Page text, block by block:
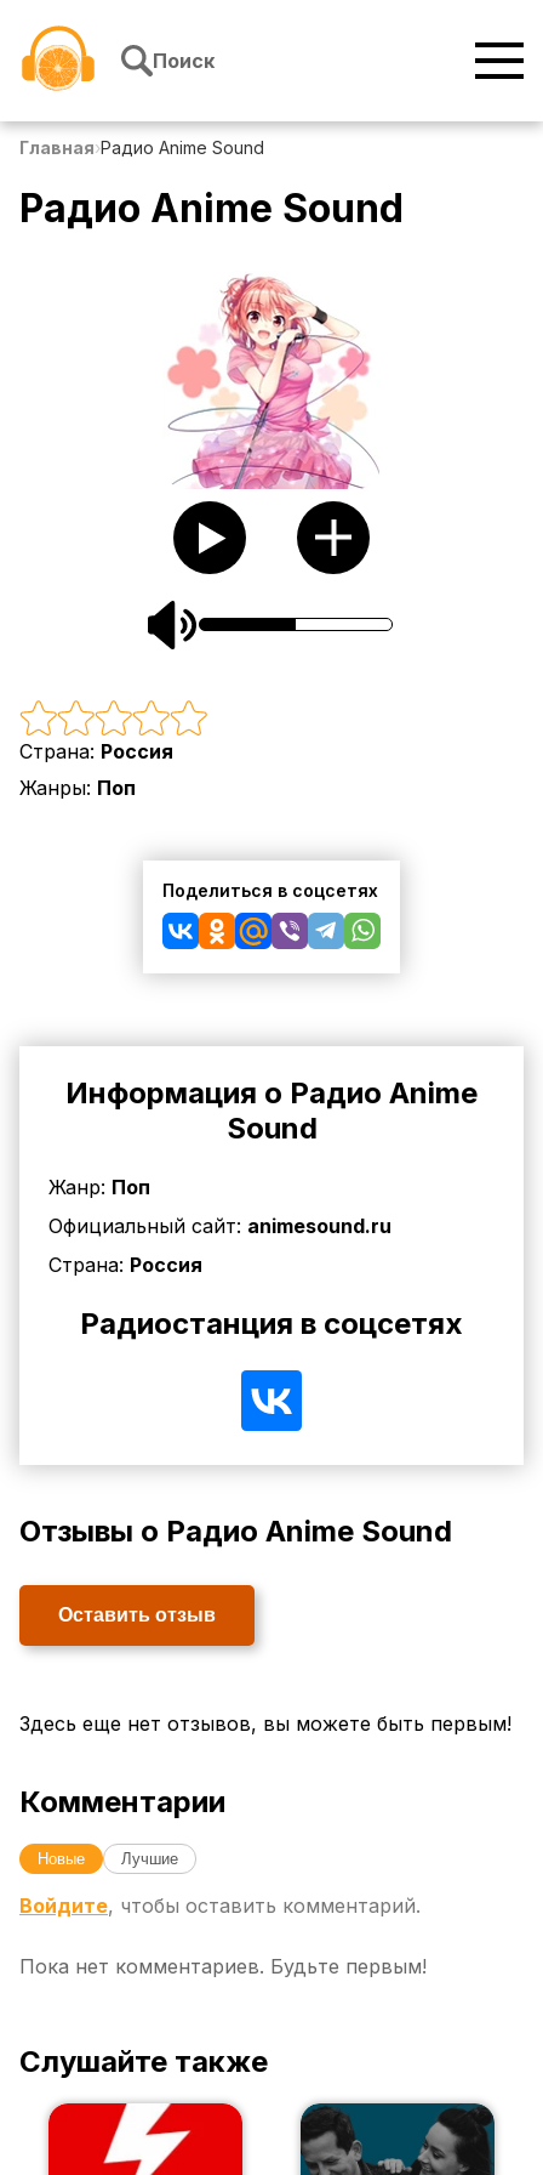
Поиск
Главная›Радио Anime Sound
Радио Anime Sound
Страна: Россия
Жанры: Поп
Поделиться в соцсетях
Информация о Радио Anime
Sound
Жанр: Поп
Официальный сайт: animesound.ru
Страна: Россия
Радиостанция в соцсетях
Отзывы о Радио Anime Sound
Оставить отзыв
Здесь еще нет отзывов, вы можете быть первым!
Комментарии
Новые Лучшие
Войдите, чтобы оставить комментарий.
Пока нет комментариев. Будьте первым!
Слушайте также